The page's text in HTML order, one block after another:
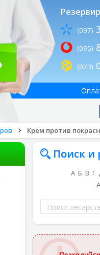
(097)
(095)
(073)
Крем против
Поиск и
А Б В Г
A
Поиск
лекарств
по
названию